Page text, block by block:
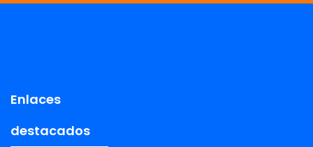
Enlaces
destacados